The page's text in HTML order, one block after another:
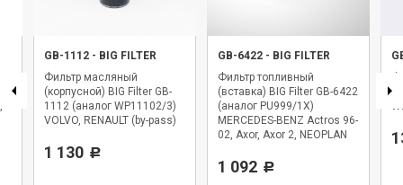
GB-1112 - BIG FILTER
Фильтр масляный
(корпусной) BIG Filter GB-
1112 (аналог WP11102/3)
VOLVO, RENAULT (by-pass)
1 130 Р
GB-6422 - BIG FILTER
Фильтр топливный
(вставка) BIG Filter GB-6422
(аналог PU999/1X)
MERCEDES-BENZ Actros 96-
02, Axor, Axor 2, NEOPLAN
1 092 Р